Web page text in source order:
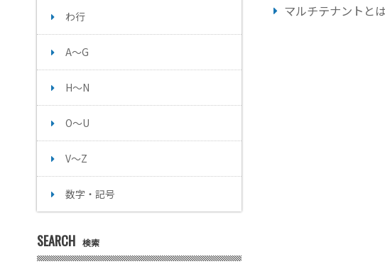
わ行
A～G
H～N
O～U
V～Z
数字・記号
SEARCH 検索
マルチテナントとは